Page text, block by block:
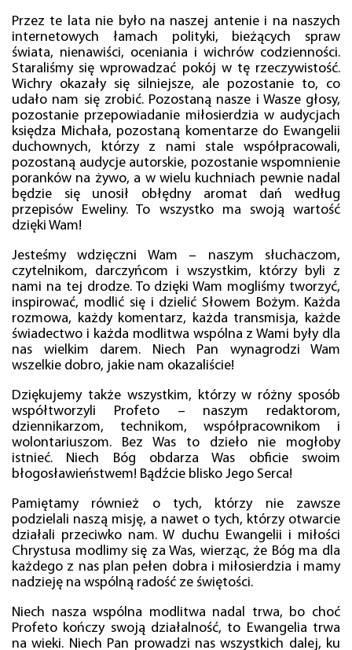
Przez te lata nie było na naszej antenie i na naszych
internetowych łamach polityki, bieżących spraw
świata, nienawiści, oceniania i wichrów codzienności.
Staraliśmy się wprowadzać pokój w tę rzeczywistość.
Wichry okazały się silniejsze, ale pozostanie to, co
udało nam się zrobić. Pozostaną nasze i Wasze głosy,
pozostanie przepowiadanie miłosierdzia w audycjach
księdza Michała, pozostaną komentarze do Ewangelii
duchownych, którzy z nami stale współpracowali,
pozostaną audycje autorskie, pozostanie wspomnienie
poranków na żywo, a w wielu kuchniach pewnie nadal
będzie się unosił obłędny aromat dań według
przepisów Eweliny. To wszystko ma swoją wartość
dzięki Wam!
Jesteśmy wdzięczni Wam – naszym słuchaczom,
czytelnikom, darczyńcom i wszystkim, którzy byli z
nami na tej drodze. To dzięki Wam mogliśmy tworzyć,
inspirować, modlić się i dzielić Słowem Bożym. Każda
rozmowa, każdy komentarz, każda transmisja, każde
świadectwo i każda modlitwa wspólna z Wami były dla
nas wielkim darem. Niech Pan wynagrodzi Wam
wszelkie dobro, jakie nam okazaliście!
Dziękujemy także wszystkim, którzy w różny sposób
współtworzyli Profeto – naszym redaktorom,
dziennikarzom, technikom, współpracownikom i
wolontariuszom. Bez Was to dzieło nie mogłoby
istnieć. Niech Bóg obdarza Was obficie swoim
błogosławieństwem! Bądźcie blisko Jego Serca!
Pamiętamy również o tych, którzy nie zawsze
podzielali naszą misję, a nawet o tych, którzy otwarcie
działali przeciwko nam. W duchu Ewangelii i miłości
Chrystusa modlimy się za Was, wierząc, że Bóg ma dla
każdego z nas plan pełen dobra i miłosierdzia i mamy
nadzieję na wspólną radość ze świętości.
Niech nasza wspólna modlitwa nadal trwa, bo choć
Profeto kończy swoją działalność, to Ewangelia trwa
na wieki. Niech Pan prowadzi nas wszystkich dalej, ku